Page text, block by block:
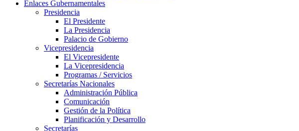
Enlaces Gubernamentales
Presidencia
El Presidente
La Presidencia
Palacio de Gobierno
Vicepresidencia
El Vicepresidente
La Vicepresidencia
Programas / Servicios
Secretarías Nacionales
Administración Pública
Comunicación
Gestión de la Política
Planificación y Desarrollo
Secretarías